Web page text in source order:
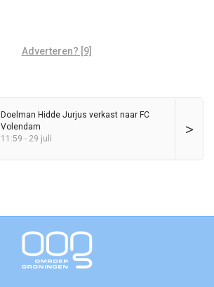
Adverteren? [9]
>
Doelman Hidde Jurjus verkast naar FC
Volendam
11:59 - 29 juli